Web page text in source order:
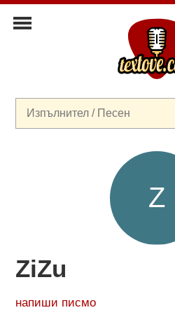
ZiZu
напиши писмо